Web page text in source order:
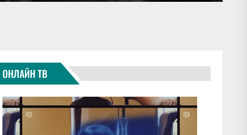
ОНЛАЙН ТВ